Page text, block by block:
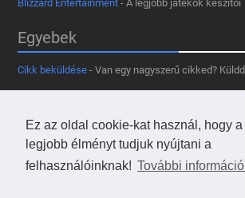
Ez az oldal cookie-kat használ, hogy a
legjobb élményt tudjuk nyújtani a
felhasználóinknak! További
Blizzard Entertainment - A legjobb játékok készítői
Egyebek
Cikk beküldése - Van egy nagyszerű cikked?
- Tetszik az oldal? Segíts,
Kapcsolat, médiaajánlat- Lépj velünk kapcsolatba!
Használd a tooltipünket- A saját oldaladon is!